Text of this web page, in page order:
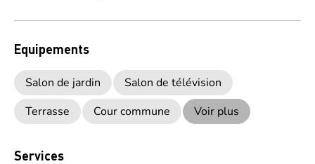
Equipements
Salon de jardin
Salon de télévision
Terrasse
Cour commune Voir plus
Services